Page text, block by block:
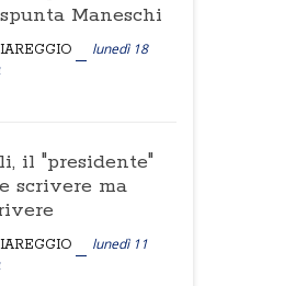
Maneschi
lunedì 18
il "presidente"
scrivere ma
lunedì 11